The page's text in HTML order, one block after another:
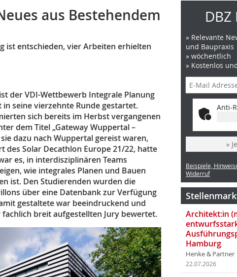
aus Bestehendem
ist entschieden, vier Arbeiten erhielten
der VDI-Wettbewerb Integrale Planung
seine vierzehnte Runde gestartet.
sich bereits im Herbst vergangenen
dem Titel „Gateway Wuppertal –
dazu nach Wuppertal gereist waren,
des Solar Decathlon Europe 21/22, hatte
es, in interdisziplinären Teams
wie integrales Planen und Bauen
ist. Den Studierenden wurden die
über eine Datenbank zur Verfügung
gestaltete war beeindruckend und
breit aufgestellten Jury bewertet.
» Relevante
und Baupraxis
» wöchentlich
» Kostenlos
Anti-
»
Beispiele,
Widerruf
Architekt:in
Hamburg
Henke & Partner
22.07.2026